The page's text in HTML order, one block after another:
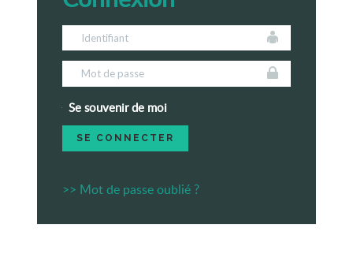
Se souvenir de moi
>> Mot de passe oublié ?